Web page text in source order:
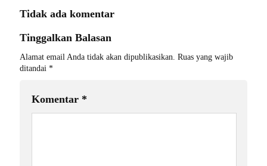
Tidak ada komentar
Tinggalkan Balasan
Alamat email Anda tidak akan dipublikasikan. Ruas yang wajib
ditandai *
Komentar *